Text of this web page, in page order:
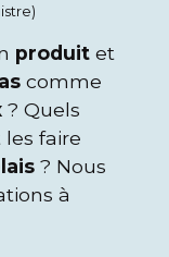
produit et
comme
? Quels
faire
? Nous
à